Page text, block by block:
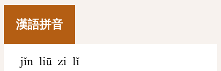
漢語拼音
jǐn liū zi lǐ